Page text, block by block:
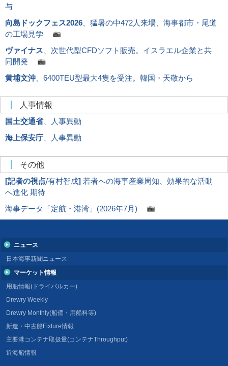
与
向島ドックフェス2026 、猛暑の中472人来場、海事都市・尾道
の工場見学
ヴァイナス 、次世代型CFDソフト販売。イスラエル企業と共
同開発
黄埔文沖 、6400TEU型最大4隻を受注。韓国・天敬から
人事情報
国土交通省、人事異動
海上保安庁 、人事異動
その他
[記者の視点/有村智成] 若者への海事産業周知、効果的な活動
へ進化 期待
海事データ「定航・港湾」(2026年7月)
ニュース
日本海事新聞ニュース
マーケット情報
用船情報(ドライバルカー)
Drewry Weekly
Drewry Monthly(船価・用船料等)
新造・中古船Fixture情報
主要港コンテナ取扱量(コンテナThroughput)
近海船情報